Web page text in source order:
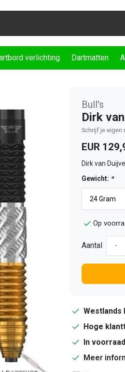
verlichting Dartmatten
Bull's
Dirk
Schrijf je eigen
EUR
Dirk van
Gewicht: *
Op
Aantal -
Westlands
Hoge
In
Meer